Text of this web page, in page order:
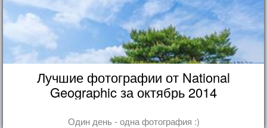
Лучшие фотографии от National
Geographic за октябрь 2014
Один день - одна фотография :)